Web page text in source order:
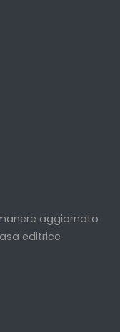
aggiornato
editrice